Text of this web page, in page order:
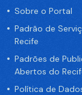
Sobre o Portal
Padrão de
Recife
Padrões de
Abertos do
Política de